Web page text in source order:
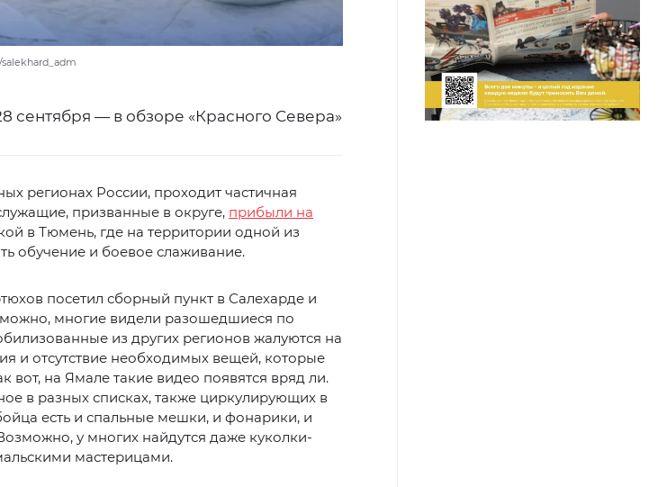
сентября — в обзоре «Красного Севера»
регионах России, проходит частичная
призванные в округе, прибыли на
в Тюмень, где на территории одной из
обучение и боевое слаживание.
посетил сборный пункт в Салехарде и
многие видели разошедшиеся по
из других регионов жалуются на
и отсутствие необходимых вещей, которые
вот, на Ямале такие видео появятся вряд ли.
в разных списках, также циркулирующих в
есть и спальные мешки, и фонарики, и
у многих найдутся даже куколки-
мастерицами.